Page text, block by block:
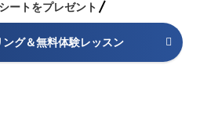
ートをプレゼント
ング＆無料体験レッスン